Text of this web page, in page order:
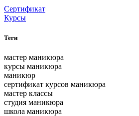
Сертификат
Курсы
Теги
мастер маникюра
курсы маникюра
маникюр
сертификат курсов маникюра
мастер классы
студия маникюра
школа маникюра